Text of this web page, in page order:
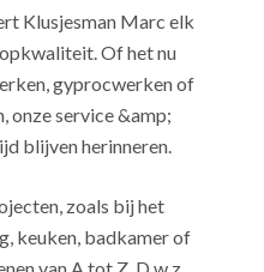
Klusjesman Marc elk
Of het nu
gyprocwerken of
onze service &amp;
blijven herinneren.
zoals bij het
keuken, badkamer of